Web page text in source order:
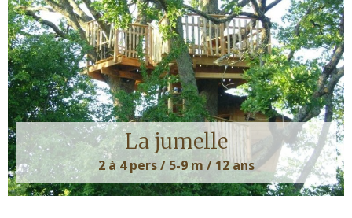
La jumelle
2 à 4 pers / 5-9 m / 12 ans